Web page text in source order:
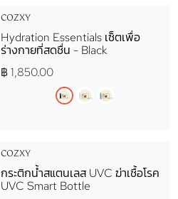
COZXY
Hydration Essentials เซ็ตเพื่อ
ร่างกายที่สดชื่น - Black
฿ 1,850.00
COZXY
กระติกน้ำสแตนเลส​ UVC ฆ่าเชื้อโรค
UVC Smart Bottle